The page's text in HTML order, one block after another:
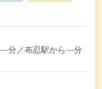
分／布忍駅から---分